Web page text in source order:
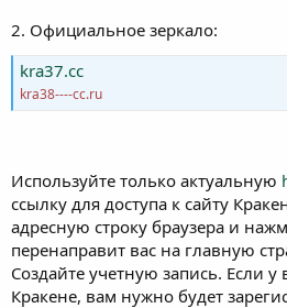
2. Официальное зеркало:
kra37.cc
kra38----cc.ru
Используйте только актуальную
ссылку для доступа к сайту
адресную строку браузера и
перенаправит вас на главную
Создайте учетную запись. Если у
Кракене, вам нужно будет